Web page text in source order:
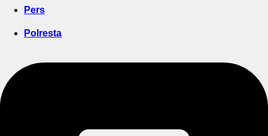
Pers
Polresta